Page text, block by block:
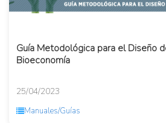
Guía Metodológica para el Diseño
Bioeconomía
25/04/2023
Manuales/Guías